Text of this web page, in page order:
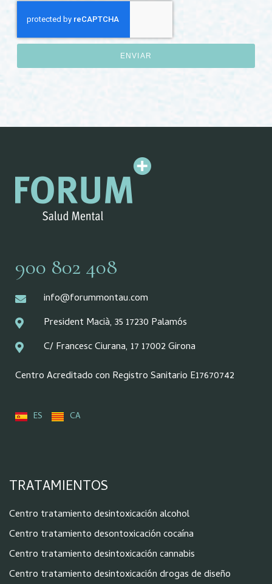
ENVIAR
900 802 408
info@forummontau.com
President Macià, 35 17230 Palamós
C/ Francesc Ciurana, 17 17002 Girona
Centro Acreditado con Registro Sanitario E17670742
ES CA
TRATAMIENTOS
Centro tratamiento desintoxicación alcohol
Centro tratamiento desontoxicación cocaína
Centro tratamiento desintoxicación cannabis
Centro tratamiento desintoxicación drogas de diseño